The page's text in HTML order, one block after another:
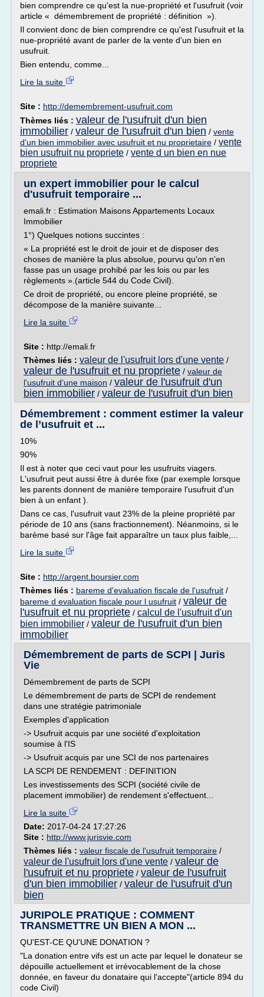
bien comprendre ce qu'est la nue-propriété et l'usufruit (voir
article « démembrement de propriété : définition »).
Il convient donc de bien comprendre ce qu'est l'usufruit et la
nue-propriété avant de parler de la vente d'un bien en
usufruit.
Bien entendu, comme...
Lire la suite
Site : http://demembrement-usufruit.com
Thèmes liés : valeur de l'usufruit d'un bien
immobilier / valeur de l'usufruit d'un bien / vente
d'un bien immobilier avec usufruit et nu proprietaire / vente
bien usufruit nu propriete / vente d un bien en nue
propriete
un expert immobilier pour le calcul
d'usufruit temporaire ...
emali.fr : Estimation Maisons Appartements Locaux
Immobilier
1°) Quelques notions succintes :
« La propriété est le droit de jouir et de disposer des
choses de manière la plus absolue, pourvu qu'on n'en
fasse pas un usage prohibé par les lois ou par les
règlements ».(article 544 du Code Civil).
Ce droit de propriété, ou encore pleine propriété, se
décompose de la manière suivante...
Lire la suite
Site : http://emali.fr
Thèmes liés : valeur de l'usufruit lors d'une vente /
valeur de l'usufruit et nu propriete / valeur de
l'usufruit d'une maison / valeur de l'usufruit d'un
bien immobilier / valeur de l'usufruit d'un bien
Démembrement : comment estimer la valeur
de l’usufruit et ...
10%
90%
Il est à noter que ceci vaut pour les usufruits viagers.
L'usufruit peut aussi être à durée fixe (par exemple lorsque
les parents donnent de manière temporaire l'usufruit d'un
bien à un enfant ).
Dans ce cas, l'usufruit vaut 23% de la pleine propriété par
période de 10 ans (sans fractionnement). Néanmoins, si le
barème basé sur l'âge fait apparaître un taux plus faible,...
Lire la suite
Site : http://argent.boursier.com
Thèmes liés : bareme d'evaluation fiscale de l'usufruit /
bareme d evaluation fiscale pour l usufruit / valeur de
l'usufruit et nu propriete / calcul de l'usufruit d'un
bien immobilier / valeur de l'usufruit d'un bien
immobilier
Démembrement de parts de SCPI | Juris
Vie
Démembrement de parts de SCPI
Le démembrement de parts de SCPI de rendement
dans une stratégie patrimoniale
Exemples d'application
-> Usufruit acquis par une société d'exploitation
soumise à l'IS
-> Usufruit acquis par une SCI de nos partenaires
LA SCPI DE RENDEMENT : DEFINITION
Les investissements des SCPI (société civile de
placement immobilier) de rendement s'effectuent...
Lire la suite
Date: 2017-04-24 17:27:26
Site : http://www.jurisvie.com
Thèmes liés : valeur fiscale de l'usufruit temporaire /
valeur de l'usufruit lors d'une vente / valeur de
l'usufruit et nu propriete / valeur de l'usufruit
d'un bien immobilier / valeur de l'usufruit d'un
bien
JURIPOLE PRATIQUE : COMMENT
TRANSMETTRE UN BIEN A MON ...
QU'EST-CE QU'UNE DONATION ?
"La donation entre vifs est un acte par lequel le donateur se
dépouille actuellement et irrévocablement de la chose
donnée, en faveur du donataire qui l'accepte"(article 894 du
code Civil)